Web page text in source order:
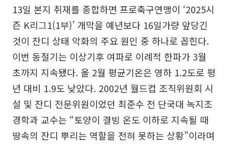
13일 본지 취재를 종합하면 프로축구연맹이 ‘2025시
즌 K리그1(1부)’ 개막을 예년보다 16일가량 앞당긴
것이 잔디 상태 악화의 주요 원인 중 하나로 꼽힌다.
이번 동절기는 이상기후 여파로 이례적 한파가 3월
초까지 지속됐다. 올 2월 평균기온은 영하 1.2도로 평
년 대비 1.9도 낮았다. 2002년 월드컵 조직위원회 시
설 및 잔디 전문위원이었던 최준수 전 단국대 녹지조
경학과 교수는 “토양이 결빙 온도 이하로 지속될 때
땅속의 잔디 뿌리는 역할을 전혀 못하는 상황”이라며